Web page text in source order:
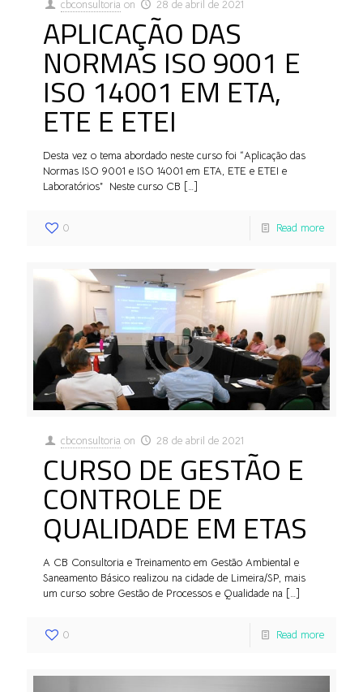
cbconsultoria on 28 de abril de 2021
APLICAÇÃO DAS
NORMAS ISO 9001 E
ISO 14001 EM ETA,
ETE E ETEI
Desta vez o tema abordado neste curso foi “Aplicação das
Normas ISO 9001 e ISO 14001 em ETA, ETE e ETEI e
Laboratórios” Neste curso CB […]
0 Read more
cbconsultoria on 28 de abril de 2021
CURSO DE GESTÃO E
CONTROLE DE
QUALIDADE EM ETAS
A CB Consultoria e Treinamento em Gestão Ambiental e
Saneamento Básico realizou na cidade de Limeira/SP, mais
um curso sobre Gestão de Processos e Qualidade na […]
0 Read more